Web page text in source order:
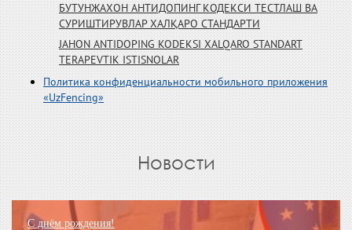
БУТУНЖАХОН АНТИДОПИНГ КОДЕКСИ ТЕСТЛАШ ВА
СУРИШТИРУВЛАР ХАЛҚАРО СТАНДАРТИ
JAHON ANTIDOPING KODEKSI XALQARO STANDART
TERAPEVTIK ISTISNOLAR
Политика конфиденциальности мобильного приложения
«UzFencing»
Новости
С днём рождения!